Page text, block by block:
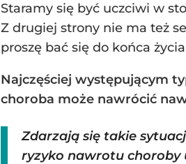
Staramy się być uczciwi w
Z drugiej strony nie ma też
proszę bać się do końca
Najczęściej występującym
choroba może nawrócić
Zdarzają się takie
ryzyko nawrotu choroby